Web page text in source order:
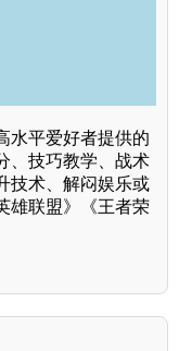
水平爱好者提供的
、技巧教学、战术
技术、解闷娱乐或
雄联盟》《王者荣